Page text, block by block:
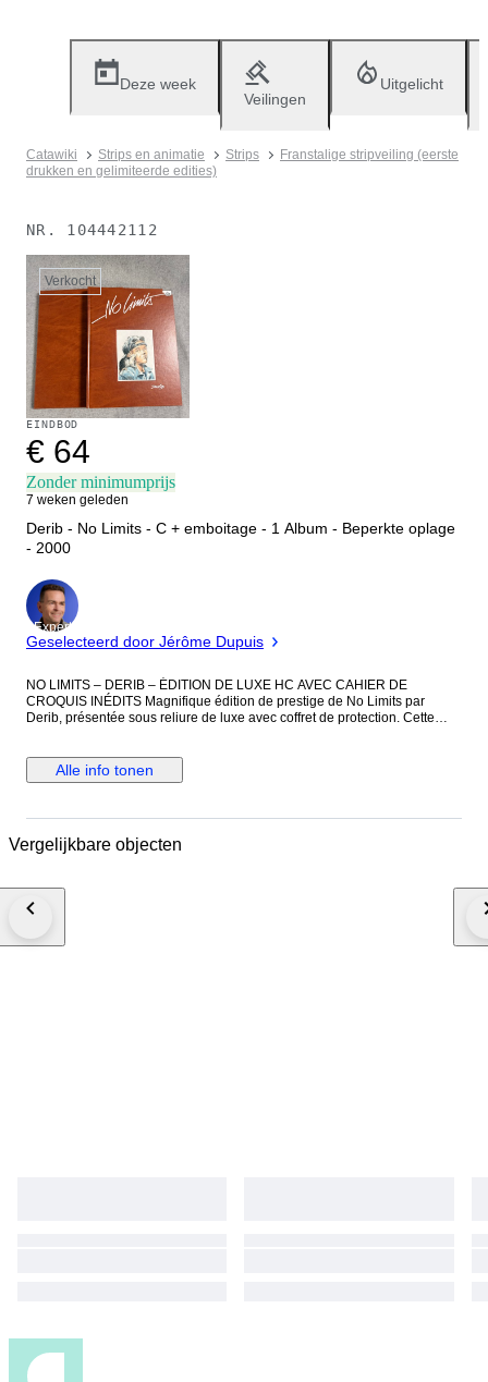
Deze week
Veilingen
Uitgelicht
Catawiki Strips en animatie Strips
Franstalige stripveiling (eerste
drukken en gelimiteerde edities)
NR. 104442112
Verkocht
EINDBOD
€ 64
Zonder minimumprijs
7 weken geleden
Derib - No Limits - C + emboitage - 1 Album - Beperkte oplage
- 2000
Expert
Geselecteerd door Jérôme Dupuis
NO LIMITS – DERIB – ÉDITION DE LUXE HC AVEC CAHIER DE
CROQUIS INÉDITS Magnifique édition de prestige de No Limits par
Derib, présentée sous reliure de luxe avec coffret de protection. Cette
particulièrement recherché. L’exemplaire proposé est le HC 106/250,
signé par Derib. Cette version comprend un cahier supplémentaire
pour cette édition. On y retrouve notamment une illustration consacrée à
dessins préparatoires offrant un regard privilégié sur le travail de l’auteur.
passionnés de bande dessinée d’exception. Exemplaire HC 106/250 –
Alle info tonen
Vergelijkbare objecten